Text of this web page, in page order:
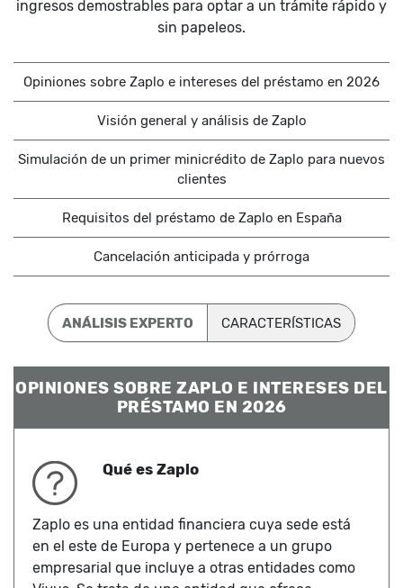
ingresos demostrables para optar a un trámite rápido y
sin papeleos.
Opiniones sobre Zaplo e intereses del préstamo en 2026
Visión general y análisis de Zaplo
Simulación de un primer minicrédito de Zaplo para nuevos
clientes
Requisitos del préstamo de Zaplo en España
Cancelación anticipada y prórroga
ANÁLISIS EXPERTO CARACTERÍSTICAS
OPINIONES SOBRE ZAPLO E INTERESES DEL
PRÉSTAMO EN 2026
Qué es Zaplo
Zaplo es una entidad financiera cuya sede está
en el este de Europa y pertenece a un grupo
empresarial que incluye a otras entidades como